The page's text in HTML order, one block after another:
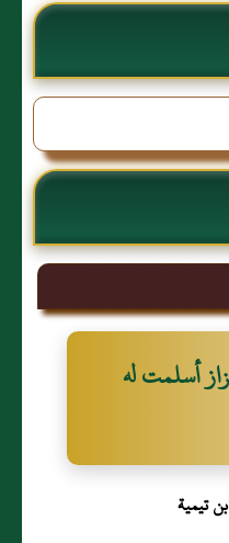
أسلمت له
تيمية